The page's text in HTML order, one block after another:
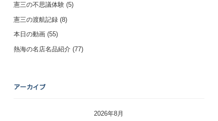
憲三の不思議体験 (5)
憲三の渡航記録 (8)
本日の動画 (55)
熱海の名店名品紹介 (77)
アーカイブ
2026年8月